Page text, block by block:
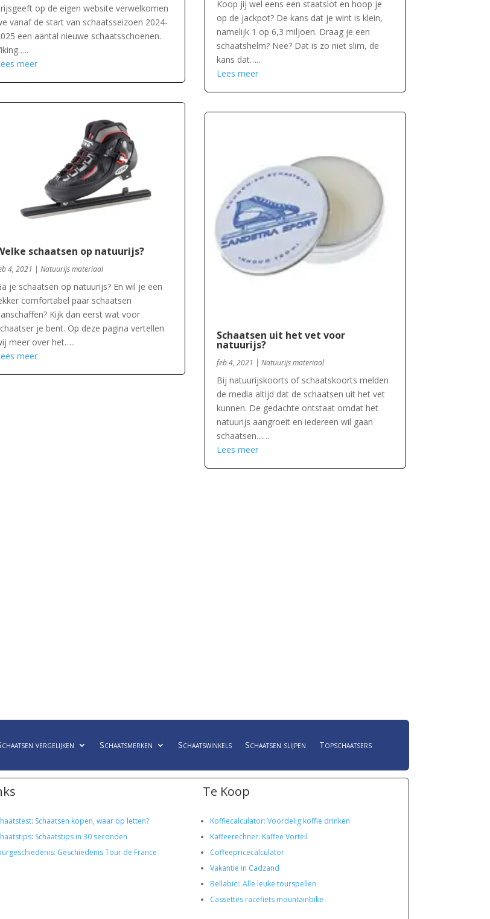
op de eigen website verwelkomen
vanaf de start van schaatsseizoen 2024-
een aantal nieuwe schaatsschoenen.
meer
schaatsen op natuurijs?
4, 2021 |Natuurijs materiaal
je schaatsen op natuurijs? En wil je een
comfortabel paar schaatsen
Kijk dan eerst wat voor
je bent. Op deze pagina vertellen
meer over het…..
meer
Koop jij wel eens een staatslot en hoop je
op de jackpot? De kans dat je wint is klein,
namelijk 1 op 6,3 miljoen. Draag je een
schaatshelm? Nee? Dat is zo niet slim, de
kans dat…..
Lees meer
Schaatsen uit het vet voor
natuurijs?
feb 4, 2021 | Natuurijs materiaal
Bij natuurijskoorts of schaatskoorts melden
de media altijd dat de schaatsen uit het vet
kunnen. De gedachte ontstaat omdat het
natuurijs aangroeit en iedereen wil gaan
schaatsen……
Lees meer
vergelijken Schaatsmerken Schaatswinkels Schaatsen slijpen Topschaatsers
: Schaatsen kopen, waar op letten?
: Schaatstips in 30 seconden
Geschiedenis Tour de France
Te Koop
Koffiecalculator: Voordelig koffie drinken
Kaffeerechner: Kaffee Vorteil
Coffeepricecalculator
Vakantie in Cadzand
Bellabici: Alle leuke tourspellen
Cassettes racefiets mountainbike